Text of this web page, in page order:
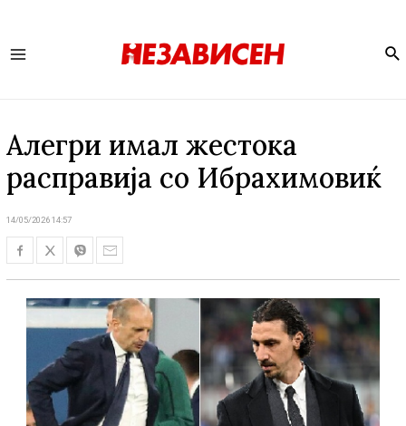
Алегри имал жестока
расправија со Ибрахимовиќ
14/05/2026 14:57